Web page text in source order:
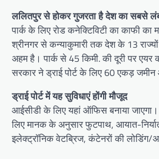
ललितपुर से होकर गुजरता है देश का सबसे
पार्क के लिए रोड कनेक्टिविटी का काफी
श्रीनगर से कन्याकुमारी तक देश के 13
अहम है। पार्क से 45 किमी. की दूरी पर एयर
सरकार ने ड्राई पोर्ट के लिए 60 एकड़
ड्राई पोर्ट में यह सुविधाएं होंगी मौजूद
आईसीडी के लिए यहां ऑफिस बनाया
लिए मानक के अनुसार फुटपाथ, आयात-
इलेक्ट्रॉनिक वेटब्रिज, कंटेनरों की